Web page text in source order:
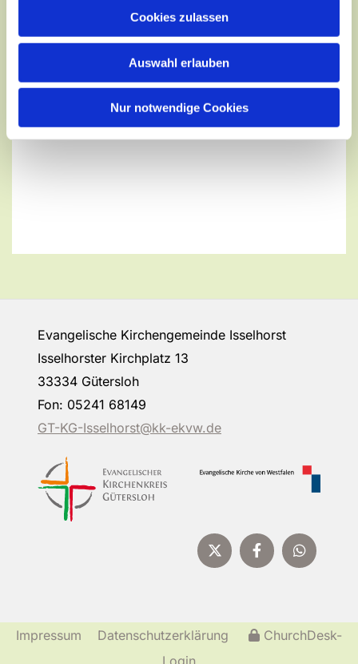
Cookies zulassen
Auswahl erlauben
Nur notwendige Cookies
Evangelische Kirchengemeinde Isselhorst
Isselhorster Kirchplatz 13
33334 Gütersloh
Fon: 05241 68149
GT-KG-Isselhorst@kk-ekvw.de
Impressum Datenschutzerklärung
ChurchDesk-
Login